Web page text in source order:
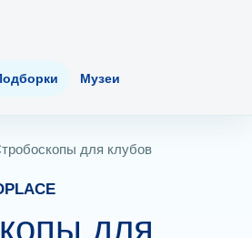
Музеи
для клубов
для